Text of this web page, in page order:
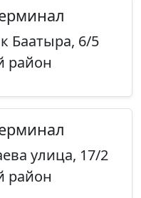
Баатыра, 6/5
район
улица, 17/2
район